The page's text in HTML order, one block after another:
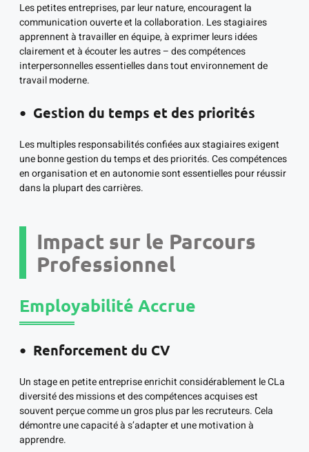
Les petites entreprises, par leur nature, encouragent la
communication ouverte et la collaboration. Les stagiaires
apprennent à travailler en équipe, à exprimer leurs idées
clairement et à écouter les autres – des compétences
interpersonnelles essentielles dans tout environnement de
travail moderne.
Gestion du temps et des priorités
Les multiples responsabilités confiées aux stagiaires exigent
une bonne gestion du temps et des priorités. Ces compétences
en organisation et en autonomie sont essentielles pour réussir
dans la plupart des carrières.
Impact sur le Parcours
Professionnel
Employabilité Accrue
Renforcement du CV
Un stage en petite entreprise enrichit considérablement le CLa
diversité des missions et des compétences acquises est
souvent perçue comme un gros plus par les recruteurs. Cela
démontre une capacité à s’adapter et une motivation à
apprendre.